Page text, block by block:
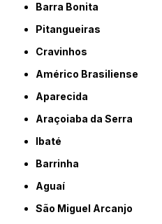
Barra Bonita
Pitangueiras
Cravinhos
Américo Brasiliense
Aparecida
Araçoiaba da Serra
Ibaté
Barrinha
Aguaí
São Miguel Arcanjo